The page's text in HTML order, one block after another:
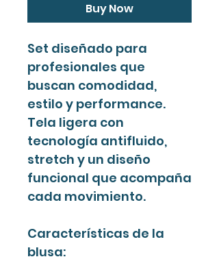
Buy Now
Set diseñado para
profesionales que
buscan comodidad,
estilo y performance.
Tela ligera con
tecnología antifluido,
stretch y un diseño
funcional que acompaña
cada movimiento.
Características de la
blusa: